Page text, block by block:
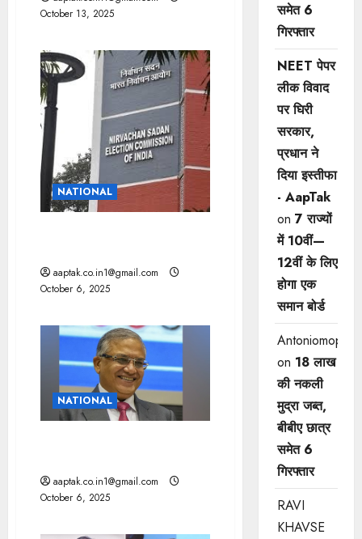
October 13, 2025
NATIONAL
aaptak.co.in1@gmail.com
October 6, 2025
NATIONAL
aaptak.co.in1@gmail.com
October 6, 2025
समेत 6
गिरफ्तार
NEET पेपर
लीक विवाद
पर घिरी
सरकार,
प्रधान ने
दिया इस्तीफा
- AapTak
on 7 राज्यों
में 10वीं—
12वीं ​के लिए
होगा एक
समान बोर्ड
Antoniomop
on 18 लाख
की नकली
मुद्रा जब्त,
बीबीए छात्र
समेत 6
गिरफ्तार
RAVI
KHAVSE